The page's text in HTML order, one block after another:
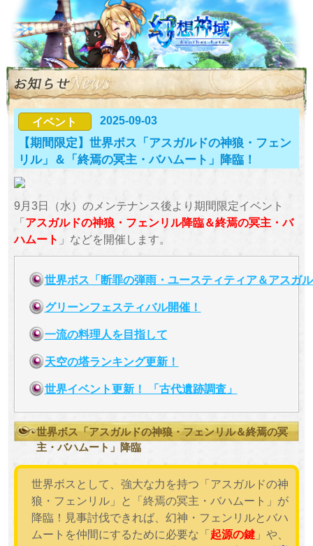
イベント 2025-09-03
【期間限定】世界ボス「アスガルドの神狼・フェン
リル」＆「終焉の冥主・バハムート」降臨！
9月3日（水）のメンテナンス後より期間限定イベント
「アスガルドの神狼・フェンリル降臨＆終焉の冥主・バ
ハムート 」などを開催します。
世界ボス「断罪の弾雨・ユースティティア＆アスガ
グリーンフェスティバル開催！
一流の料理人を目指して
天空の塔ランキング更新！
世界イベント更新！ 「古代遺跡調査」
世界ボス「アスガルドの神狼・フェンリル＆終焉の冥
主・バハムート」降臨
世界ボスとして、強大な力を持つ「アスガルドの神
狼・フェンリル」と「終焉の冥主・バハムート」が
降臨！見事討伐できれば、幻神・フェンリルとバハ
ムートを仲間にするために必要な「起源の鍵」や、